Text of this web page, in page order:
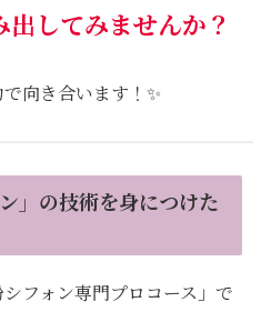
してみませんか？
向き合います！✨
」の技術を身につけた
フォン専門プロコース」で